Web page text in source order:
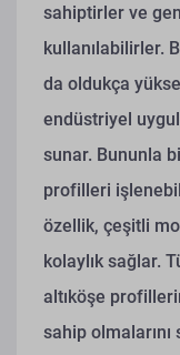
sahiptirler ve
kullanılabilirler.
da oldukça
endüstriyel
sunar. Bununla
profilleri
özellik, çeşitli
kolaylık sağlar.
altıköşe
sahip